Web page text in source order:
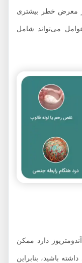
خطر بیشتری
می‌تواند شامل
دارد ممکن
بنابراین